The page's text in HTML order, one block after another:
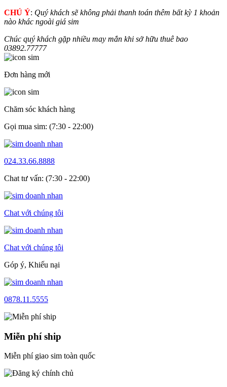
CHÚ Ý: Quý khách sẽ không phải thanh toán thêm bất kỳ 1 khoản
nào khác ngoài giá sim
Chúc quý khách gặp nhiều may mắn khi sở hữu thuê bao
03892.77777
Đơn hàng mới
Chăm sóc khách hàng
Gọi mua sim: (7:30 - 22:00)
024.33.66.8888
Chat tư vấn: (7:30 - 22:00)
Chat với chúng tôi
Chat với chúng tôi
Góp ý, Khiếu nại
0878.11.5555
Miễn phí ship
Miễn phí giao sim toàn quốc